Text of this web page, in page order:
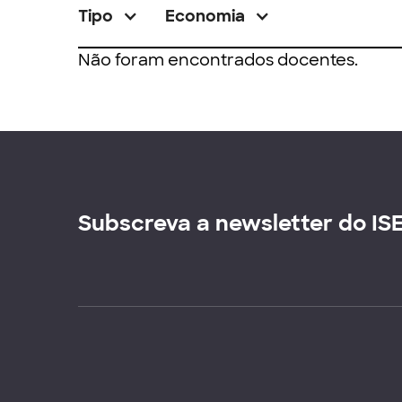
Tipo Economia
Não foram encontrados docentes.
Subscreva a newsletter do